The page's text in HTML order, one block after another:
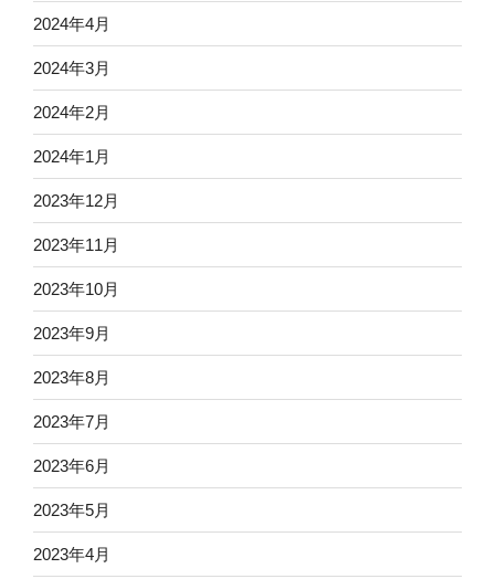
2024年4月
2024年3月
2024年2月
2024年1月
2023年12月
2023年11月
2023年10月
2023年9月
2023年8月
2023年7月
2023年6月
2023年5月
2023年4月